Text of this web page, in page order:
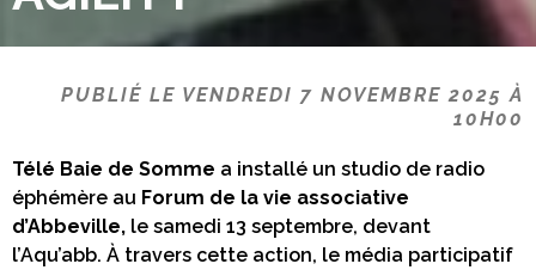
PUBLIÉ LE VENDREDI 7 NOVEMBRE 2025 À
10H00
Télé Baie de Somme a installé un studio de radio
éphémère au Forum de la vie associative
d’Abbeville, le samedi 13 septembre, devant
l’Aqu’abb. À travers cette action, le média participatif